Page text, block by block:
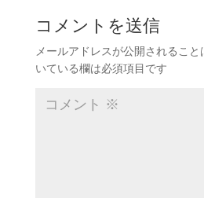
コメントを送信
メールアドレスが公開されること
いている欄は必須項目です